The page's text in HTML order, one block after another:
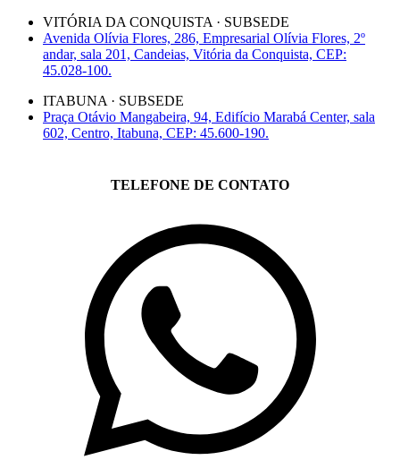
VITÓRIA DA CONQUISTA · SUBSEDE
Avenida Olívia Flores, 286, Empresarial Olívia Flores, 2º
andar, sala 201, Candeias, Vitória da Conquista, CEP:
45.028-100.
ITABUNA · SUBSEDE
Praça Otávio Mangabeira, 94, Edifício Marabá Center, sala
602, Centro, Itabuna, CEP: 45.600-190.
TELEFONE DE CONTATO